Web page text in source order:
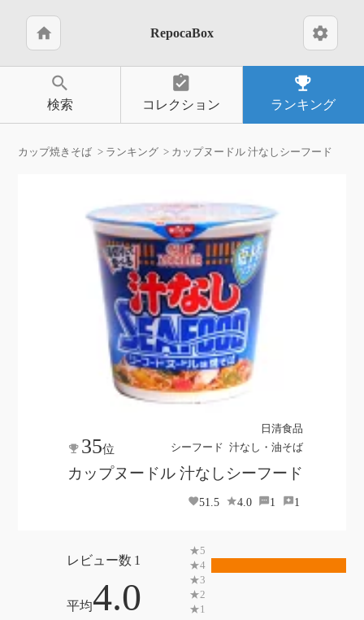
home RepocaBox settings
search
検索
assignment_turned_in
コレクション
emoji_events
ランキング
カップ焼きそば ランキング カップヌードル 汁なしシーフード
日清食品
シーフード 汁なし・油そば
35位
カップヌードル 汁なしシーフード
51.5 4.0 1 1
1
4.0